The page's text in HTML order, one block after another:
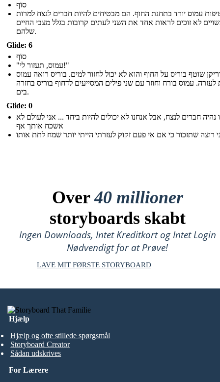
סוֹף
עמוס יורד בתחנת החוף. הם מבטיחים להיות חברים לנצח למרות
לא זוכים לראות אחד את השני לעתים קרובות בגלל מצבי החיים
שלהם.
Glide: 6
סוֹף
"עמוס, תעזור לי!"
שוטף בוריס על החוף והוא לא יכול לחזור למים. בוריס רואה עמוס
לעזרה. עמוס בורח וחוזר עם שני פילים המסייעים לדחוף בוריס בחזרה
בים.
Glide: 0
נהיה חברים לנצח, אבל אנחנו לא יכולים להיות ביחד ... אני לעולם לא
אשכח אותך אף
Over40 millioner
storyboards skabt
Ingen Downloads, Intet Kreditkort og Intet Login
Nødvendigt for at Prøve!
LAVE MIT FØRSTE STORYBOARD
Hjælp
Hjælp og ofte stillede spørgsmål
Storyboard Creator
Sådan udskrives
For Lærere